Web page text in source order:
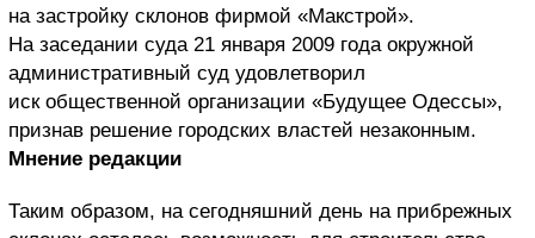
на застройку склонов фирмой «Макстрой».
На заседании суда 21 января 2009 года окружной
административный суд удовлетворил
иск общественной организации «Будущее Одессы»,
признав решение городских властей незаконным.
Мнение редакции
Таким образом, на сегодняшний день на прибрежных